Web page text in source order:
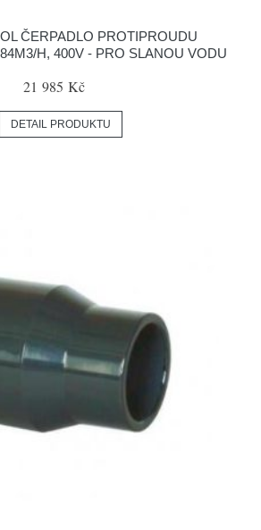
ČERPADLO PROTIPROUDU
H, 400V - PRO SLANOU VODU
21 985 Kč
DETAIL PRODUKTU